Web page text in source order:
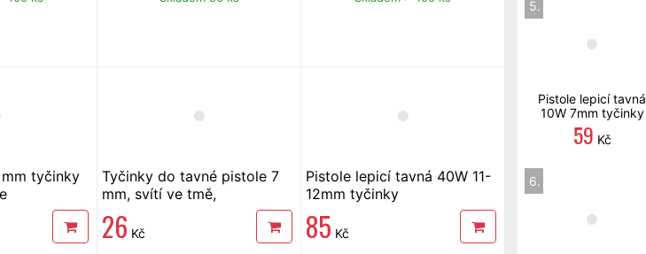
tyčinky
Tyčinky do tavné pistole 7
mm, svítí ve tmě,
26 Kč
Pistole lepicí tavná 40W 11-
12mm tyčinky
85 Kč
5.
Pistole lepicí tavná
10W 7mm tyčinky
59 Kč
6.